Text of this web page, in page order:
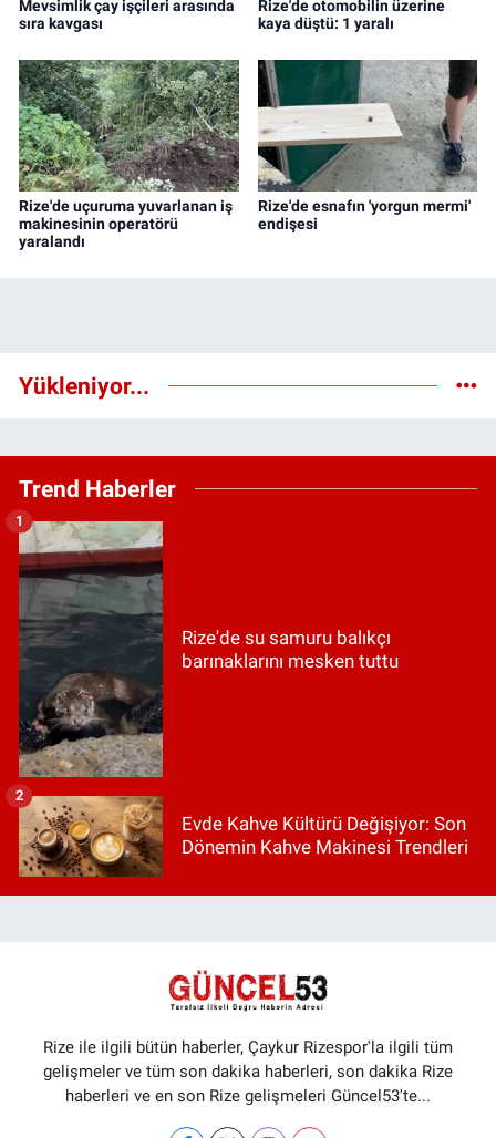
Mevsimlik çay işçileri arasında
sıra kavgası
Rize'de otomobilin üzerine
kaya düştü: 1 yaralı
Rize'de uçuruma yuvarlanan iş
makinesinin operatörü
yaralandı
Rize'de esnafın 'yorgun mermi'
endişesi
Yükleniyor...
Trend Haberler
Rize'de su samuru balıkçı
barınaklarını mesken tuttu
1
Evde Kahve Kültürü Değişiyor: Son
Dönemin Kahve Makinesi Trendleri
2
Rize ile ilgili bütün haberler, Çaykur Rizespor'la ilgili tüm
gelişmeler ve tüm son dakika haberleri, son dakika Rize
haberleri ve en son Rize gelişmeleri Güncel53'te...